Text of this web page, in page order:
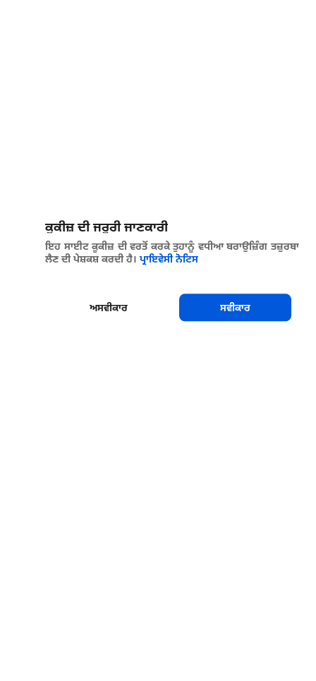
ਕੂਕੀਜ਼ ਦੀ ਜਰੂਰੀ ਜਾਣਕਾਰੀ
ਇਹ ਸਾਈਟ ਕੂਕੀਜ਼ ਦੀ ਵਰਤੋਂ ਕਰਕੇ ਤੁਹਾਨੂੰ ਵਧੀਆ ਬਰਾਉਜ਼ਿੰਗ ਤਜ਼ੁਰਬਾ
ਲੈਣ ਦੀ ਪੇਸ਼ਕਸ਼ ਕਰਦੀ ਹੈ।ਪ੍ਰਾਇਵੇਸੀ ਨੋਟਿਸ
ਅਸਵੀਕਾਰ ਸਵੀਕਾਰ